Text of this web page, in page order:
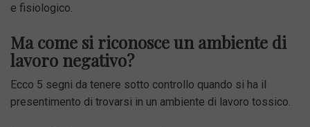
e fisiologico.
Ma come si riconosce un ambiente di
lavoro negativo?
Ecco 5 segni da tenere sotto controllo quando si ha il
presentimento di trovarsi in un ambiente di lavoro tossico.